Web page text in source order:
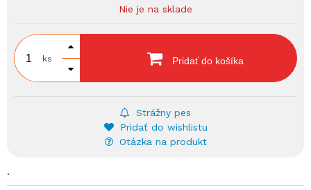
Nie je na sklade
ks Pridať do košíka
Strážny pes
Pridať do wishlistu
Otázka na produkt
.